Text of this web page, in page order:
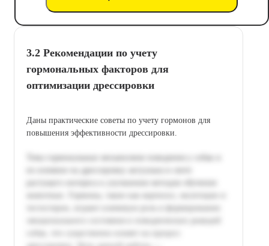
3.2 Рекомендации по учету
гормональных факторов для
оптимизации дрессировки
Даны практические советы по учету гормонов для
повышения эффективности дрессировки.